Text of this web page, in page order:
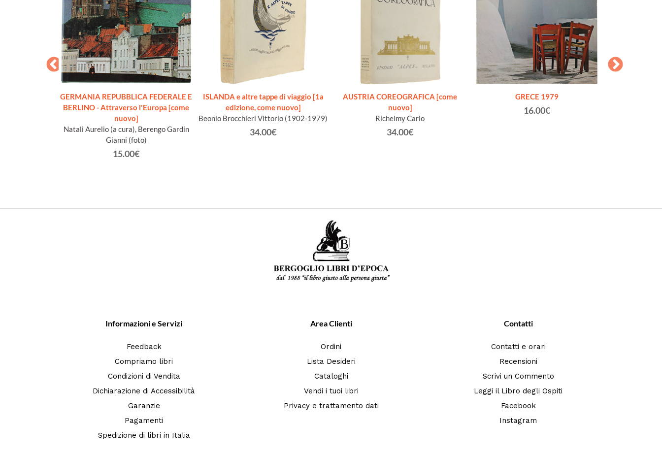
GERMANIA REPUBBLICA FEDERALE E
BERLINO - Attraverso l'Europa [come
nuovo]
Natali Aurelio (a cura), Berengo Gardin
Gianni (foto)
15.00€
ISLANDA e altre tappe di viaggio [1a
edizione, come nuovo]
Beonio Brocchieri Vittorio (1902-1979)
34.00€
AUSTRIA COREOGRAFICA [come
nuovo]
Richelmy Carlo
34.00€
GRECE 1979
16.00€
Informazioni e Servizi
Feedback
Compriamo libri
Condizioni di Vendita
Dichiarazione di Accessibilità
Garanzie
Pagamenti
Spedizione di libri in Italia
Area Clienti
Ordini
Lista Desideri
Cataloghi
Vendi i tuoi libri
Privacy e trattamento dati
Contatti
Contatti e orari
Recensioni
Scrivi un Commento
Leggi il Libro degli Ospiti
Facebook
Instagram